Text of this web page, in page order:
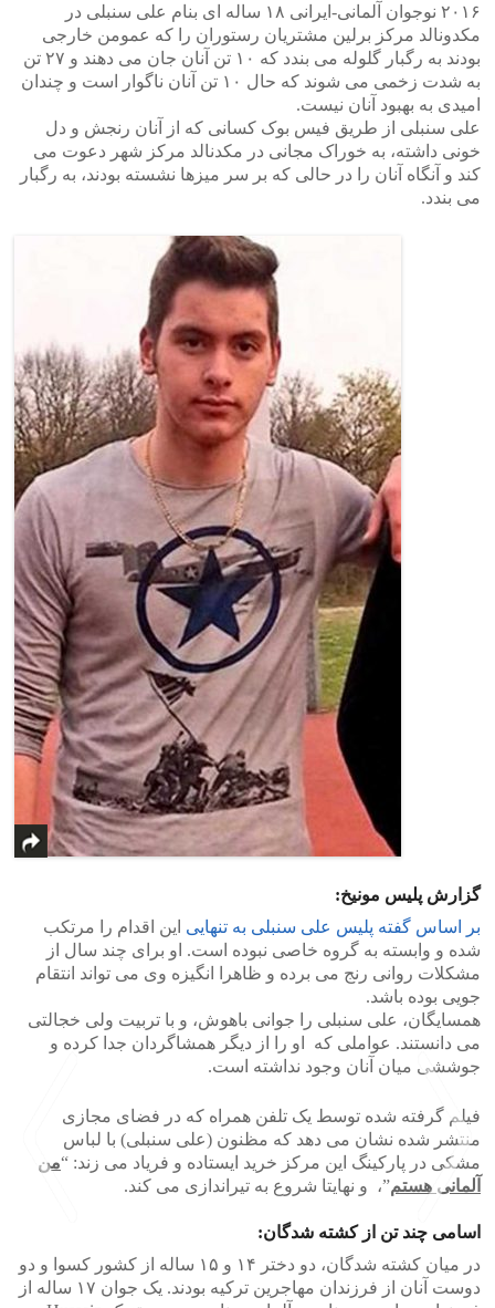
۲۰۱۶ نوجوان آلمانی-ایرانی ۱۸ ساله ای بنام علی سنبلی در
مکدونالد مرکز برلین مشتریان رستوران را که عمومن خارجی
بودند به رگبار گلوله می بندد که ۱۰ تن آنان جان می دهند و ۲۷ تن
به شدت زخمی می شوند که حال ۱۰ تن آنان ناگوار است و چندان
امیدی به بهبود آنان نیست.
علی سنبلی از طریق فیس بوک کسانی که از آنان رنجش و دل
خونی داشته، به خوراک مجانی در مکدنالد مرکز شهر دعوت می
کند و آنگاه آنان را در حالی که بر سر میزها نشسته بودند، به رگبار
می بندد.
گزارش پلیس مونیخ:
بر اساس گفته پلیس علی سنبلی به تنهایی این اقدام را مرتکب
شده و وابسته به گروه خاصی نبوده است. او برای چند سال از
مشکلات روانی رنج می برده و ظاهرا انگیزه وی می تواند انتقام
جویی بوده باشد.
همسایگان، علی سنبلی را جوانی باهوش، و با تربیت ولی خجالتی
می دانستند. عواملی که او را از دیگر همشاگردان جدا کرده و
جوششی میان آنان وجود نداشته است.
فیلم گرفته شده توسط یک تلفن همراه که در فضای مجازی
منتشر شده نشان می دهد که مظنون (علی سنبلی) با لباس
مشکی در پارکینگ این مرکز خرید ایستاده و فریاد می زند: “من
آلمانی هستم”، و نهایتا شروع به تیراندازی می کند.
اسامی چند تن از کشته شدگان:
در میان کشته شدگان، دو دختر ۱۴ و ۱۵ ساله از کشور کسوا و دو
دوست آنان از فرزندان مهاجرین ترکیه بودند. یک جوان ۱۷ ساله از
<
>